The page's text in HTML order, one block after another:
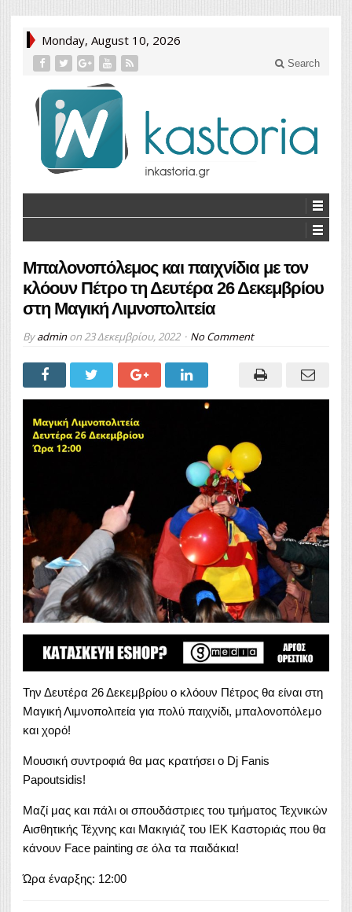
Monday, August 10, 2026
Search
Μπαλονοπόλεμος και παιχνίδια με τον
κλόουν Πέτρο τη Δευτέρα 26 Δεκεμβρίου
στη Μαγική Λιμνοπολιτεία
Byadminon 23 Δεκεμβρίου, 2022 No Comment
Την Δευτέρα 26 Δεκεμβρίου ο κλόουν Πέτρος θα είναι στη
Μαγική Λιμνοπολιτεία για πολύ παιχνίδι, μπαλονοπόλεμο
και χορό!
Μουσική συντροφιά θα μας κρατήσει ο Dj Fanis
Papoutsidis!
Μαζί μας και πάλι οι σπουδάστριες του τμήματος Τεχνικών
Αισθητικής Τέχνης και Μακιγιάζ του ΙΕΚ Καστοριάς που θα
κάνουν Face painting σε όλα τα παιδάκια!
Ώρα έναρξης: 12:00